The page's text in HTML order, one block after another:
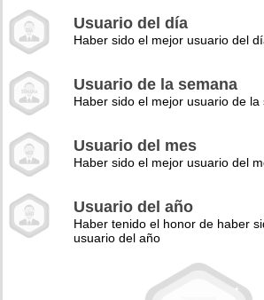
Usuario del día
Haber sido el mejor usuario del
Usuario de la semana
Haber sido el mejor usuario de la
Usuario del mes
Haber sido el mejor usuario del
Usuario del año
Haber tenido el honor de haber
usuario del año